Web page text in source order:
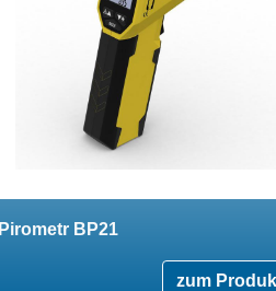
Pirometr BP21
zum